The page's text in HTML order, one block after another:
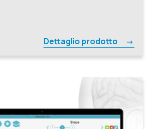
Dettaglio prodotto